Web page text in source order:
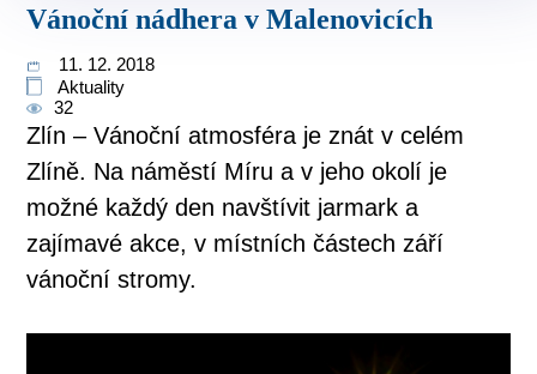
Vánoční nádhera v Malenovicích
11. 12. 2018
Aktuality
32
Zlín – Vánoční atmosféra je znát v celém
Zlíně. Na náměstí Míru a v jeho okolí je
možné každý den navštívit jarmark a
zajímavé akce, v místních částech září
vánoční stromy.